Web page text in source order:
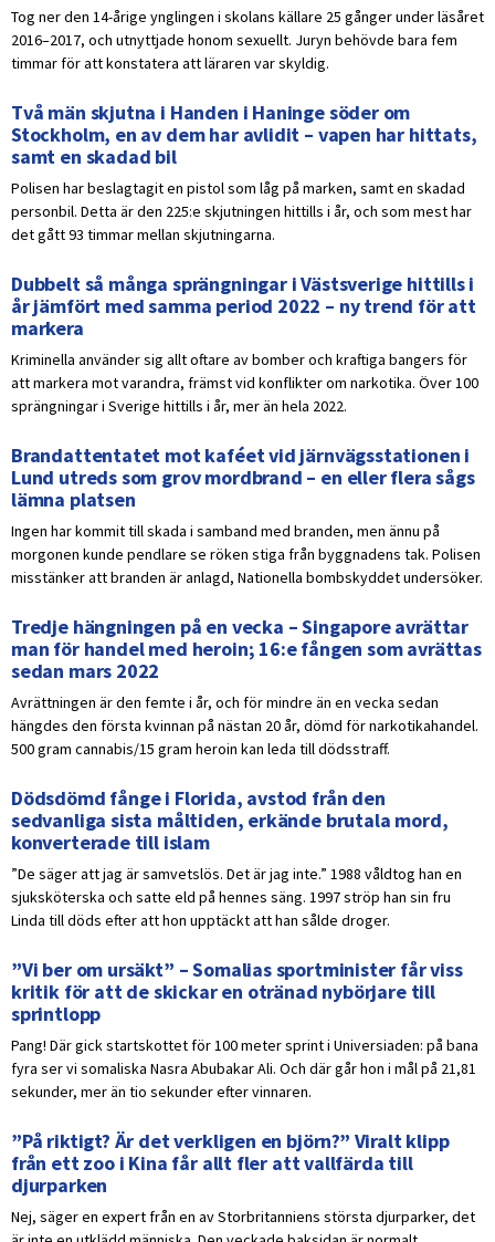
Tog ner den 14-årige ynglingen i skolans källare 25 gånger under läsåret
2016–2017, och utnyttjade honom sexuellt. Juryn behövde bara fem
timmar för att konstatera att läraren var skyldig.
Två män skjutna i Handen i Haninge söder om
Stockholm, en av dem har avlidit – vapen har hittats,
samt en skadad bil
Polisen har beslagtagit en pistol som låg på marken, samt en skadad
personbil. Detta är den 225:e skjutningen hittills i år, och som mest har
det gått 93 timmar mellan skjutningarna.
Dubbelt så många sprängningar i Västsverige hittills i
år jämfört med samma period 2022 – ny trend för att
markera
Kriminella använder sig allt oftare av bomber och kraftiga bangers för
att markera mot varandra, främst vid konflikter om narkotika. Över 100
sprängningar i Sverige hittills i år, mer än hela 2022.
Brandattentatet mot kaféet vid järnvägsstationen i
Lund utreds som grov mordbrand – en eller flera sågs
lämna platsen
Ingen har kommit till skada i samband med branden, men ännu på
morgonen kunde pendlare se röken stiga från byggnadens tak. Polisen
misstänker att branden är anlagd, Nationella bombskyddet undersöker.
Tredje hängningen på en vecka – Singapore avrättar
man för handel med heroin; 16:e fången som avrättas
sedan mars 2022
Avrättningen är den femte i år, och för mindre än en vecka sedan
hängdes den första kvinnan på nästan 20 år, dömd för narkotikahandel.
500 gram cannabis/15 gram heroin kan leda till dödsstraff.
Dödsdömd fånge i Florida, avstod från den
sedvanliga sista måltiden, erkände brutala mord,
konverterade till islam
”De säger att jag är samvetslös. Det är jag inte.” 1988 våldtog han en
sjuksköterska och satte eld på hennes säng. 1997 ströp han sin fru
Linda till döds efter att hon upptäckt att han sålde droger.
”Vi ber om ursäkt” – Somalias sportminister får viss
kritik för att de skickar en otränad nybörjare till
sprintlopp
Pang! Där gick startskottet för 100 meter sprint i Universiaden: på bana
fyra ser vi somaliska Nasra Abubakar Ali. Och där går hon i mål på 21,81
sekunder, mer än tio sekunder efter vinnaren.
”På riktigt? Är det verkligen en björn?” Viralt klipp
från ett zoo i Kina får allt fler att vallfärda till
djurparken
Nej, säger en expert från en av Storbritanniens största djurparker, det